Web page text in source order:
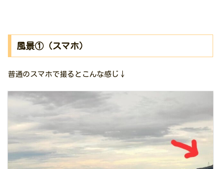
風景①（スマホ）
普通のスマホで撮るとこんな感じ↓